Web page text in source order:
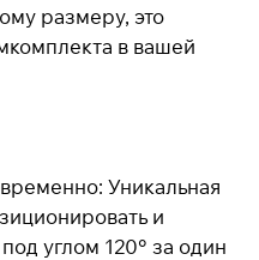
размеру, это
в вашей
Уникальная
и
углом 120° за один